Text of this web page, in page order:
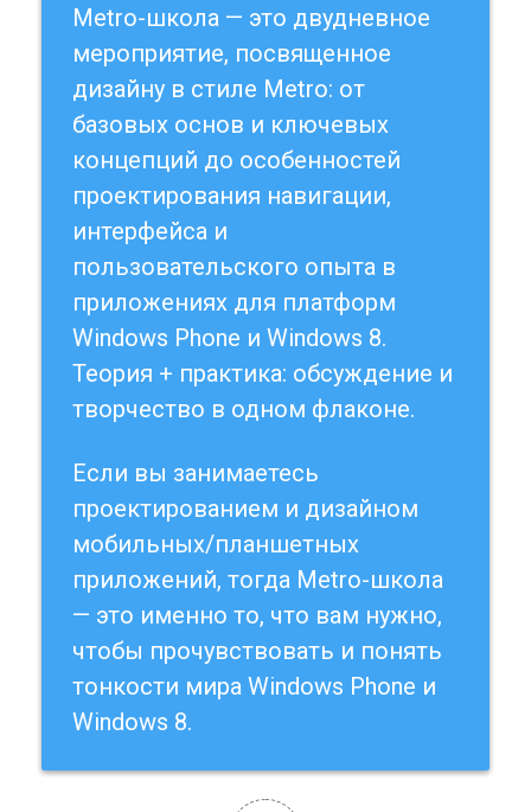
Metro-школа — это двудневное
мероприятие, посвященное
дизайну в стиле Metro: от
базовых основ и ключевых
концепций до особенностей
проектирования навигации,
интерфейса и
пользовательского опыта в
приложениях для платформ
Windows Phone и Windows 8.
Теория + практика: обсуждение и
творчество в одном флаконе.
Если вы занимаетесь
проектированием и дизайном
мобильных/планшетных
приложений, тогда Metro-школа
— это именно то, что вам нужно,
чтобы прочувствовать и понять
тонкости мира Windows Phone и
Windows 8.